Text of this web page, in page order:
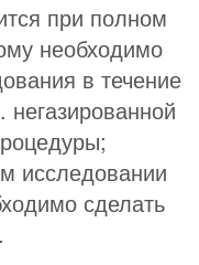
при полном
необходимо
в течение
исследовании
сделать